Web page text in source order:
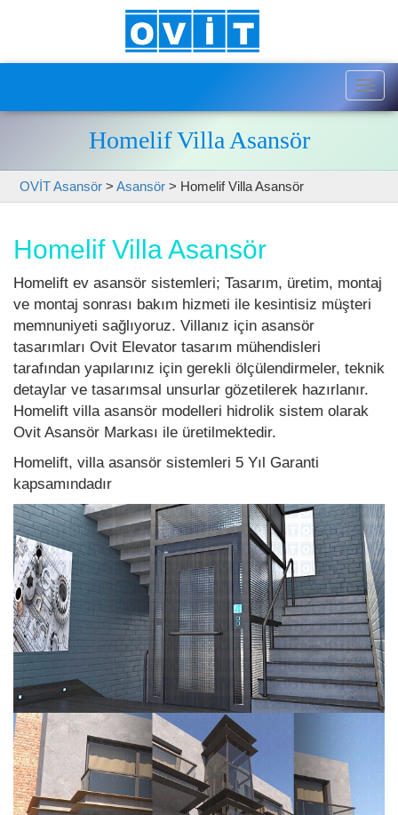
Homelif Villa Asansör
OVİT Asansör > Asansör > Homelif Villa Asansör
Homelif Villa Asansör
Homelift ev asansör sistemleri; Tasarım, üretim, montaj
ve montaj sonrası bakım hizmeti ile kesintisiz müşteri
memnuniyeti sağlıyoruz. Villanız için asansör
tasarımları Ovit Elevator tasarım mühendisleri
tarafından yapılarınız için gerekli ölçülendirmeler, teknik
detaylar ve tasarımsal unsurlar gözetilerek hazırlanır.
Homelift villa asansör modelleri hidrolik sistem olarak
Ovit Asansör Markası ile üretilmektedir.
Homelift, villa asansör sistemleri 5 Yıl Garanti
kapsamındadır